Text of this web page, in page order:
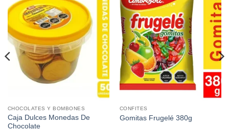
Añadir
a la
lista de
deseos
CHOCOLATES Y BOMBONES
Caja Dulces Monedas De
Chocolate
Añadir
lista de
deseos
CONFITES
Gomitas Frugelé 380g